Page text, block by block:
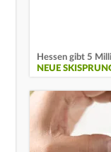
Hessen gibt 5
NEUE